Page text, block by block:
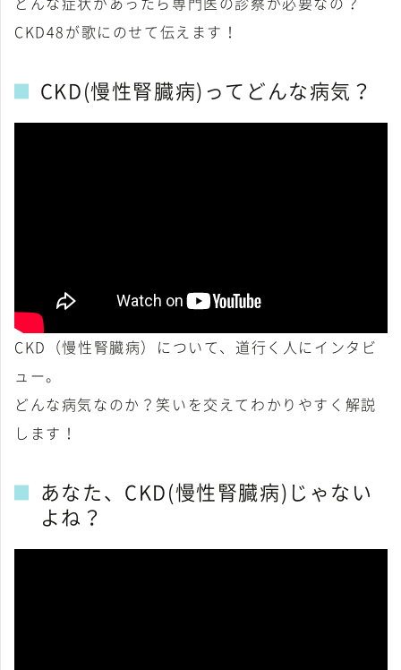
CKD48が歌にのせて伝えます！
CKD(慢性腎臓病)ってどんな病気？
CKD（慢性腎臓病）について、道行く人にインタビ
ュー。
どんな病気なのか？笑いを交えてわかりやすく解説
します！
あなた、CKD(慢性腎臓病)じゃない
よね？